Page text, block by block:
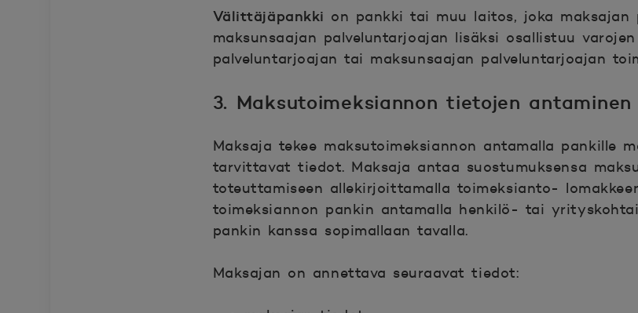
Välittäjäpankki on pankki tai muu laitos, joka
maksunsaajan palveluntarjoajan lisäksi osallistuu
palveluntarjoajan tai maksunsaajan palveluntarjoajan
3. Maksutoimeksiannon tietojen antaminen
Maksaja tekee maksutoimeksiannon antamalla pankille
tarvittavat tiedot. Maksaja antaa suostumuksensa
toteuttamiseen allekirjoittamalla toimeksianto-
toimeksiannon pankin antamalla henkilö- tai
pankin kanssa sopimallaan tavalla.
Maksajan on annettava seuraavat tiedot: